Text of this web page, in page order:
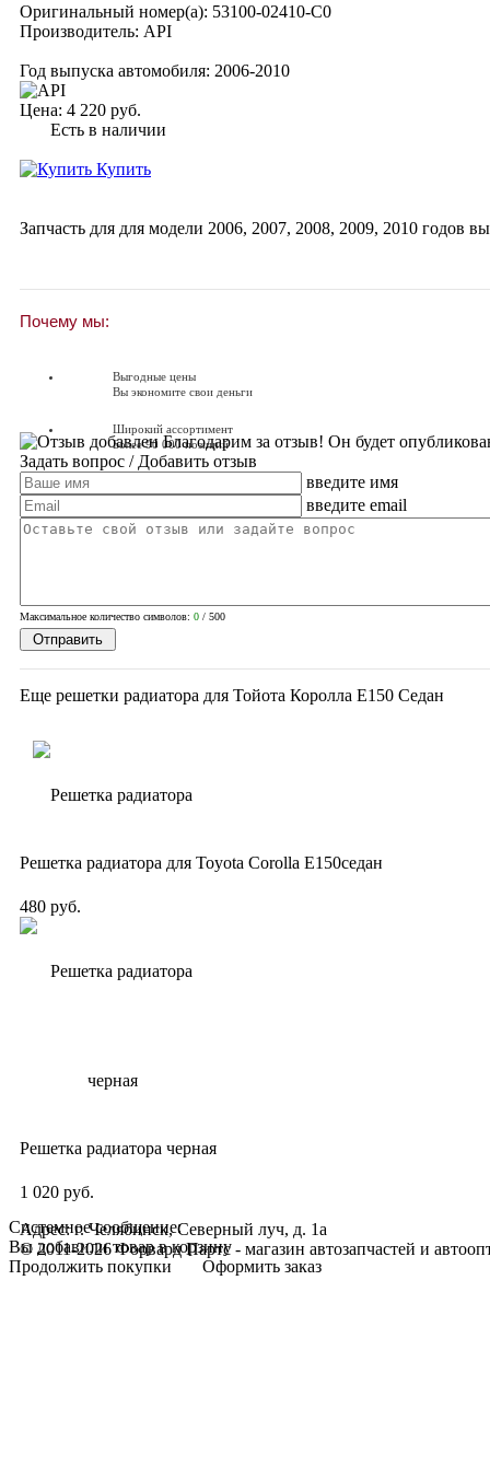
Оригинальный номер(а): 53100-02410-C0
Производитель: API
Год выпуска автомобиля: 2006-2010
Цена: 4 220 руб.
Есть в наличии
Купить
Запчасть для для модели 2006, 2007, 2008, 2009, 2010 годов
Почему мы:
Выгодные цены
Вы экономите свои деньги
Широкий ассортимент
Более 90 000 позиций
Доставка по России от 250 руб.
Вопросы? Звоните!
Благодарим за отзыв! Он будет
Задать вопрос / Добавить отзыв
введите имя
введите email
Максимальное количество символов: 0 / 500
Еще решетки радиатора для Тойота Королла Е150 Седан
Решетка радиатора для Toyota Corolla E150седан
480 руб.
Решетка радиатора черная
1 020 руб.
Адрес: г. Челябинск, Северный луч, д. 1а
© 2011-2026 Форвард Партс - магазин автозапчастей и
Системное сообщение:
Вы добавили товар в корзину
Продолжить покупки
Оформить заказ